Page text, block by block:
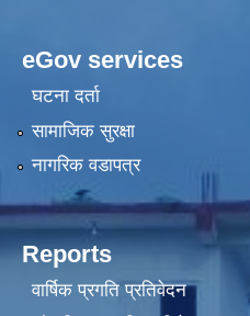
eGov services
घटना दर्ता
सामाजिक सुरक्षा
नागरिक वडापत्र
Reports
वार्षिक प्रगति प्रतिवेदन